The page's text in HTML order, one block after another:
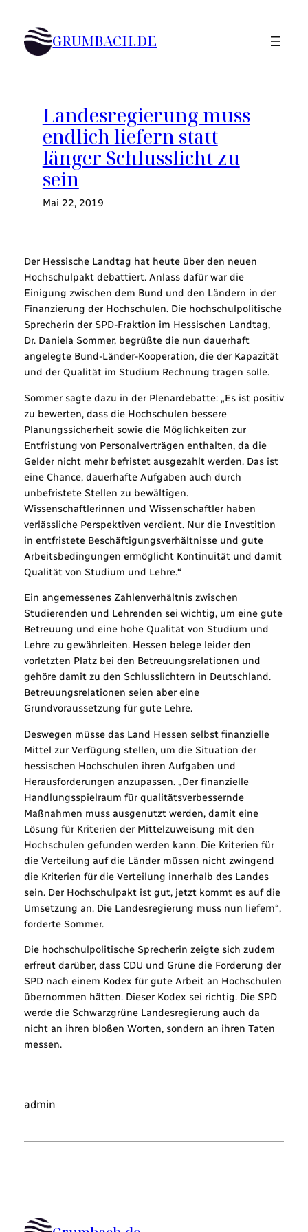
Inhalt
springen GRUMBACH.DE
Landesregierung muss
endlich liefern statt
länger Schlusslicht zu
sein
Mai 22, 2019
Der Hessische Landtag hat heute über den neuen
Hochschulpakt debattiert. Anlass dafür war die
Einigung zwischen dem Bund und den Ländern in der
Finanzierung der Hochschulen. Die hochschulpolitische
Sprecherin der SPD-Fraktion im Hessischen Landtag,
Dr. Daniela Sommer, begrüßte die nun dauerhaft
angelegte Bund-Länder-Kooperation, die der Kapazität
und der Qualität im Studium Rechnung tragen solle.
Sommer sagte dazu in der Plenardebatte: „Es ist positiv
zu bewerten, dass die Hochschulen bessere
Planungssicherheit sowie die Möglichkeiten zur
Entfristung von Personalverträgen enthalten, da die
Gelder nicht mehr befristet ausgezahlt werden. Das ist
eine Chance, dauerhafte Aufgaben auch durch
unbefristete Stellen zu bewältigen.
Wissenschaftlerinnen und Wissenschaftler haben
verlässliche Perspektiven verdient. Nur die Investition
in entfristete Beschäftigungsverhältnisse und gute
Arbeitsbedingungen ermöglicht Kontinuität und damit
Qualität von Studium und Lehre.“
Ein angemessenes Zahlenverhältnis zwischen
Studierenden und Lehrenden sei wichtig, um eine gute
Betreuung und eine hohe Qualität von Studium und
Lehre zu gewährleiten. Hessen belege leider den
vorletzten Platz bei den Betreuungsrelationen und
gehöre damit zu den Schlusslichtern in Deutschland.
Betreuungsrelationen seien aber eine
Grundvoraussetzung für gute Lehre.
Deswegen müsse das Land Hessen selbst finanzielle
Mittel zur Verfügung stellen, um die Situation der
hessischen Hochschulen ihren Aufgaben und
Herausforderungen anzupassen. „Der finanzielle
Handlungsspielraum für qualitätsverbessernde
Maßnahmen muss ausgenutzt werden, damit eine
Lösung für Kriterien der Mittelzuweisung mit den
Hochschulen gefunden werden kann. Die Kriterien für
die Verteilung auf die Länder müssen nicht zwingend
die Kriterien für die Verteilung innerhalb des Landes
sein. Der Hochschulpakt ist gut, jetzt kommt es auf die
Umsetzung an. Die Landesregierung muss nun liefern“,
forderte Sommer.
Die hochschulpolitische Sprecherin zeigte sich zudem
erfreut darüber, dass CDU und Grüne die Forderung der
SPD nach einem Kodex für gute Arbeit an Hochschulen
übernommen hätten. Dieser Kodex sei richtig. Die SPD
werde die Schwarzgrüne Landesregierung auch da
nicht an ihren bloßen Worten, sondern an ihren Taten
messen.
admin